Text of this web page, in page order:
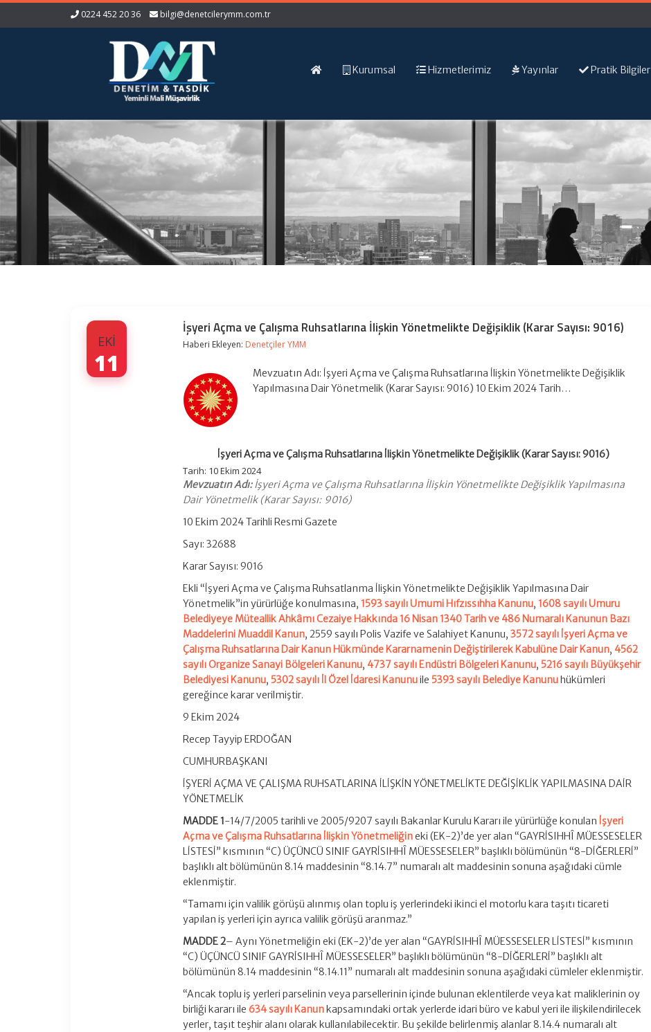
0224 452 20 36 bilgi@denetcilerymm.com.tr
Kurumsal Hizmetlerimiz Yayınlar Pratik Bilgiler
EKI
11
İşyeri Açma ve Çalışma Ruhsatlarına İlişkin Yönetmelikte Değişiklik (Karar Sayısı: 9016)
Haberi Ekleyen: Denetçiler YMM
Mevzuatın Adı: İşyeri Açma ve Çalışma Ruhsatlarına İlişkin Yönetmelikte Değişiklik
Yapılmasına Dair Yönetmelik (Karar Sayısı: 9016) 10 Ekim 2024 Tarih…
İşyeri Açma ve Çalışma Ruhsatlarına İlişkin Yönetmelikte Değişiklik (Karar Sayısı: 9016)
Tarih: 10 Ekim 2024
Mevzuatın Adı:İşyeri Açma ve Çalışma Ruhsatlarına İlişkin Yönetmelikte Değişiklik Yapılmasına
Dair Yönetmelik (Karar Sayısı: 9016)
10 Ekim 2024 Tarihli Resmi Gazete
Sayı: 32688
Karar Sayısı: 9016
Ekli “İşyeri Açma ve Çalışma Ruhsatlanma İlişkin Yönetmelikte Değişiklik Yapılmasına Dair
Yönetmelik”in yürürlüğe konulmasına,1593 sayılı Umumi Hıfzıssıhha Kanunu,1608 sayılı Umuru
Belediyeye Müteallik Ahkâmı Cezaiye Hakkında 16 Nisan 1340 Tarih ve 486 Numaralı Kanunun Bazı
Maddelerini Muaddil Kanun, 2559 sayılı Polis Vazife ve Salahiyet Kanunu,3572 sayılı İşyeri Açma ve
Çalışma Ruhsatlarına Dair Kanun Hükmünde Kararnamenin Değiştirilerek Kabulüne Dair Kanun, 4562
sayılı Organize Sanayi Bölgeleri Kanunu, 4737 sayılı Endüstri Bölgeleri Kanunu, 5216 sayılı Büyükşehir
Belediyesi Kanunu, 5302 sayılı İl Özel İdaresi Kanunuile 5393 sayılı Belediye Kanunu hükümleri
gereğince karar verilmiştir.
9 Ekim 2024
Recep Tayyip ERDOĞAN
CUMHURBAŞKANI
İŞYERİ AÇMA VE ÇALIŞMA RUHSATLARINA İLİŞKİN YÖNETMELİKTE DEĞİŞİKLİK YAPILMASINA DAİR
YÖNETMELİK
MADDE 1 -14/7/2005 tarihli ve 2005/9207 sayılı Bakanlar Kurulu Kararı ile yürürlüğe konulan İşyeri
Açma ve Çalışma Ruhsatlarına İlişkin Yönetmeliğineki (EK-2)’de yer alan “GAYRİSIHHÎ MÜESSESELER
LİSTESİ” kısmının “C) ÜÇÜNCÜ SINIF GAYRİSIHHÎ MÜESSESELER” başlıklı bölümünün “8-DİĞERLERİ”
başlıklı alt bölümünün 8.14 maddesinin “8.14.7” numaralı alt maddesinin sonuna aşağıdaki cümle
eklenmiştir.
“Tamamı için valilik görüşü alınmış olan toplu iş yerlerindeki ikinci el motorlu kara taşıtı ticareti
yapılan iş yerleri için ayrıca valilik görüşü aranmaz.”
MADDE 2– Aynı Yönetmeliğin eki (EK-2)’de yer alan “GAYRİSIHHÎ MÜESSESELER LİSTESİ” kısmının
“C) ÜÇÜNCÜ SINIF GAYRİSIHHÎ MÜESSESELER” başlıklı bölümünün “8-DİĞERLERİ” başlıklı alt
bölümünün 8.14 maddesinin “8.14.11” numaralı alt maddesinin sonuna aşağıdaki cümleler eklenmiştir.
“Ancak toplu iş yerleri parselinin veya parsellerinin içinde bulunan eklentilerde veya kat maliklerinin oy
birliği kararı ile634 sayılı Kanun kapsamındaki ortak yerlerde idari büro ve kabul yeri ile ilişkilendirilecek
yerler, taşıt teşhir alanı olarak kullanılabilecektir. Bu şekilde belirlenmiş alanlar 8.14.4 numaralı alt